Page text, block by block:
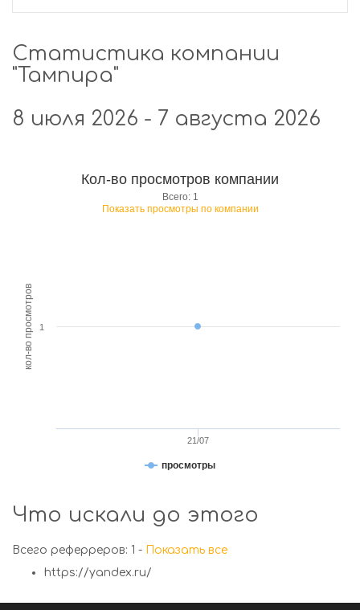
Статистика компании
"Тампира"
8 июля 2026 - 7 августа 2026
кол-во просмотров
Кол-во просмотров компании
Всего: 1
Показать просмотры по компании
просмотры
21/07
1
Что искали до этого
Всего реферреров: 1 - Показать все
https://yandex.ru/